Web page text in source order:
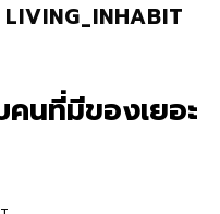
LIVING_INHABIT
นที่มีของเยอะ